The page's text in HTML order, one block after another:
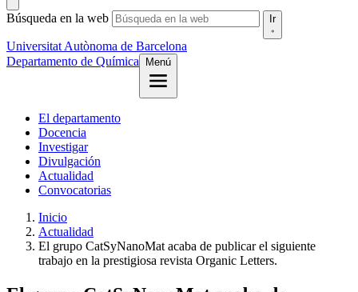
Búsqueda en la web Ir
Universitat Autònoma de Barcelona
Departamento de Química
Menú
El departamento
Docencia
Investigar
Divulgación
Actualidad
Convocatorias
Inicio
Actualidad
El grupo CatSyNanoMat acaba de publicar el siguiente
trabajo en la prestigiosa revista Organic Letters.